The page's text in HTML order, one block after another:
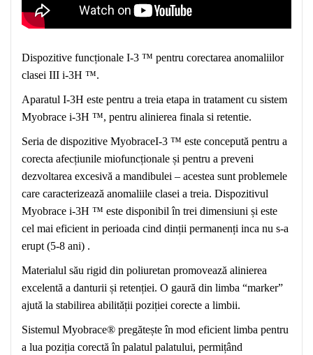
Dispozitive funcționale I-3 ™ pentru corectarea anomaliilor
clasei III i-3H ™.
Aparatul I-3H este pentru a treia etapa in tratament cu sistem
Myobrace i-3H ™, pentru alinierea finala si retentie.
Seria de dispozitive MyobraceI-3 ™ este concepută pentru a
corecta afecțiunile miofuncționale și pentru a preveni
dezvoltarea excesivă a mandibulei – acestea sunt problemele
care caracterizează anomaliile clasei a treia. Dispozitivul
Myobrace i-3H ™ este disponibil în trei dimensiuni și este
cel mai eficient in perioada cind dinții permanenți inca nu s-a
erupt (5-8 ani) .
Materialul său rigid din poliuretan promovează alinierea
excelentă a danturii și retenției. O gaură din limba “marker”
ajută la stabilirea abilității poziției corecte a limbii.
Sistemul Myobrace® pregătește în mod eficient limba pentru
a lua poziția corectă în palatul palatului, permițând